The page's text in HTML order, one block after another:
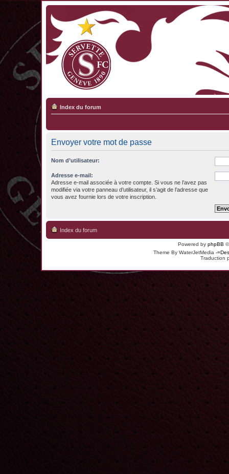
Index du forum
Envoyer votre mot de passe
Nom d’utilisateur:
Adresse e-mail:
Adresse e-mail associée à votre compte. Si vous ne l’avez pas
modifiée via votre panneau d’utilisateur, il s’agit de l’adresse que
vous avez fournie lors de votre inscription.
Index du forum
Powered by phpBB
Theme By WaterJetMedia -
Traduction